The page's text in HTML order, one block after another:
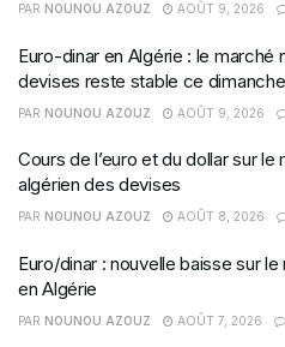
PAR NOUNOU AZOUZ AOÛT 9, 2026
Euro-dinar en Algérie : le marché
devises reste stable ce
PAR NOUNOU AZOUZ AOÛT 9, 2026
Cours de l’euro et du dollar sur le
algérien des devises
PAR NOUNOU AZOUZ AOÛT 8, 2026
Euro/dinar : nouvelle baisse sur
en Algérie
PAR NOUNOU AZOUZ AOÛT 7, 2026